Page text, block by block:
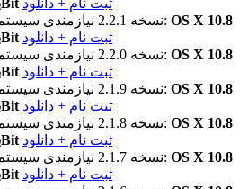
به بعد و پردازنده 64Bit ثبت نام + دانلود
نسخه 2.2.1نیازمندی سیستم: OS X 10.8
به بعد و پردازنده 64Bit ثبت نام + دانلود
نسخه 2.2.0نیازمندی سیستم: OS X 10.8
به بعد و پردازنده 64Bit ثبت نام + دانلود
نسخه 2.1.9نیازمندی سیستم: OS X 10.8
به بعد و پردازنده 64Bit ثبت نام + دانلود
نسخه 2.1.8نیازمندی سیستم: OS X 10.8
به بعد و پردازنده 64Bit ثبت نام + دانلود
نسخه 2.1.7نیازمندی سیستم: OS X 10.8
به بعد و پردازنده 64Bit ثبت نام + دانلود